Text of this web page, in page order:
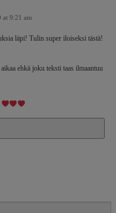
at 9:21 am
läpi! Tulin super iloiseksi tästä!
ehkä joku teksti taas ilmaantuu